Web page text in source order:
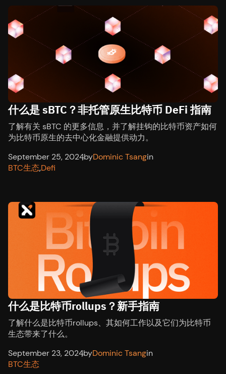
什么是 sBTC？非托管原生比特币 DeFi 指南
了解有关 sBTC 的更多信息，并了解挂钩的比特币资产如何
为比特币原生的去中心化金融提供动力。
September 25, 2024
,byDominic Tsangin
BTC生态,Defi
什么是比特币rollups？新手指南
了解什么是比特币rollups、其如何工作以及它们为比特币
生态带来了什么。
September 23, 2024
,byDominic Tsangin
BTC生态